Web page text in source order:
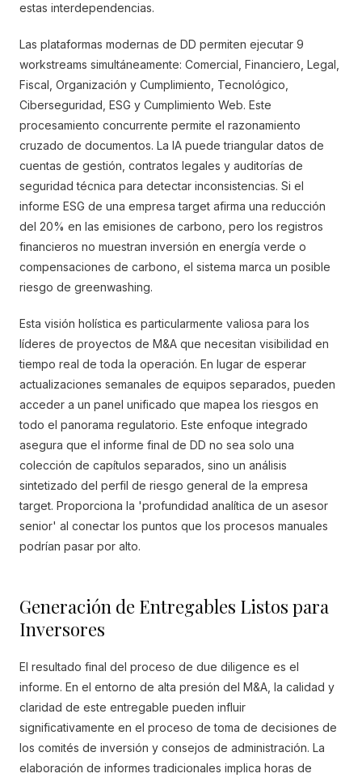
estas interdependencias.
Las plataformas modernas de DD permiten ejecutar 9
workstreams simultáneamente: Comercial, Financiero, Legal,
Fiscal, Organización y Cumplimiento, Tecnológico,
Ciberseguridad, ESG y Cumplimiento Web. Este
procesamiento concurrente permite el razonamiento
cruzado de documentos. La IA puede triangular datos de
cuentas de gestión, contratos legales y auditorías de
seguridad técnica para detectar inconsistencias. Si el
informe ESG de una empresa target afirma una reducción
del 20% en las emisiones de carbono, pero los registros
financieros no muestran inversión en energía verde o
compensaciones de carbono, el sistema marca un posible
riesgo de greenwashing.
Esta visión holística es particularmente valiosa para los
líderes de proyectos de M&A que necesitan visibilidad en
tiempo real de toda la operación. En lugar de esperar
actualizaciones semanales de equipos separados, pueden
acceder a un panel unificado que mapea los riesgos en
todo el panorama regulatorio. Este enfoque integrado
asegura que el informe final de DD no sea solo una
colección de capítulos separados, sino un análisis
sintetizado del perfil de riesgo general de la empresa
target. Proporciona la 'profundidad analítica de un asesor
senior' al conectar los puntos que los procesos manuales
podrían pasar por alto.
Generación de Entregables Listos para
Inversores
El resultado final del proceso de due diligence es el
informe. En el entorno de alta presión del M&A, la calidad y
claridad de este entregable pueden influir
significativamente en el proceso de toma de decisiones de
los comités de inversión y consejos de administración. La
elaboración de informes tradicionales implica horas de